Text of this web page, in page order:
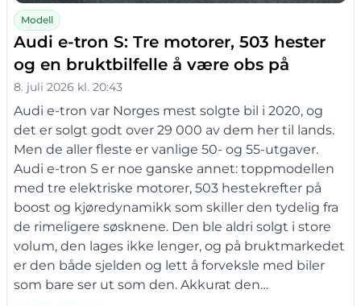
Modell
Audi e-tron S: Tre motorer, 503 hester
og en bruktbilfelle å være obs på
8. juli 2026 kl. 20:43
Audi e-tron var Norges mest solgte bil i 2020, og
det er solgt godt over 29 000 av dem her til lands.
Men de aller fleste er vanlige 50- og 55-utgaver.
Audi e-tron S er noe ganske annet: toppmodellen
med tre elektriske motorer, 503 hestekrefter på
boost og kjøredynamikk som skiller den tydelig fra
de rimeligere søsknene. Den ble aldri solgt i store
volum, den lages ikke lenger, og på bruktmarkedet
er den både sjelden og lett å forveksle med biler
som bare ser ut som den. Akkurat den…